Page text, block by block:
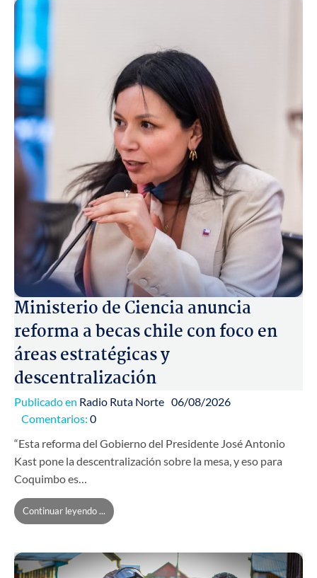
Ministerio de Ciencia anuncia
reforma a becas chile con foco en
áreas estratégicas y
descentralización
Publicado en Radio Ruta Norte 06/08/2026
Comentarios: 0
“Esta reforma del Gobierno del Presidente José Antonio
Kast pone la descentralización sobre la mesa, y eso para
Coquimbo es…
Continuar leyendo ...